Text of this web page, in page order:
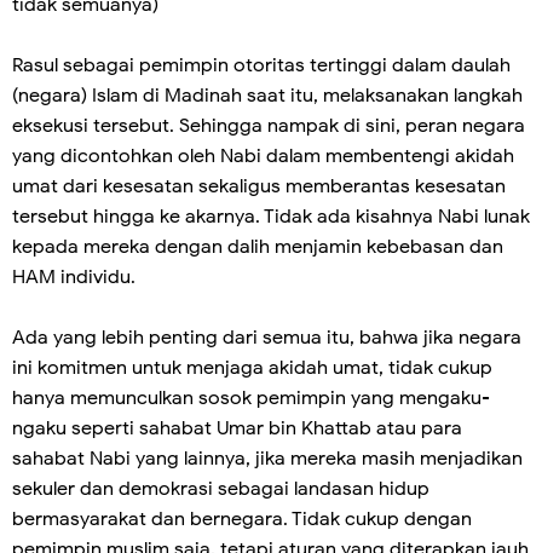
tidak semuanya)
Rasul sebagai pemimpin otoritas tertinggi dalam daulah
(negara) Islam di Madinah saat itu, melaksanakan langkah
eksekusi tersebut. Sehingga nampak di sini, peran negara
yang dicontohkan oleh Nabi dalam membentengi akidah
umat dari kesesatan sekaligus memberantas kesesatan
tersebut hingga ke akarnya. Tidak ada kisahnya Nabi lunak
kepada mereka dengan dalih menjamin kebebasan dan
HAM individu.
Ada yang lebih penting dari semua itu, bahwa jika negara
ini komitmen untuk menjaga akidah umat, tidak cukup
hanya memunculkan sosok pemimpin yang mengaku-
ngaku seperti sahabat Umar bin Khattab atau para
sahabat Nabi yang lainnya, jika mereka masih menjadikan
sekuler dan demokrasi sebagai landasan hidup
bermasyarakat dan bernegara. Tidak cukup dengan